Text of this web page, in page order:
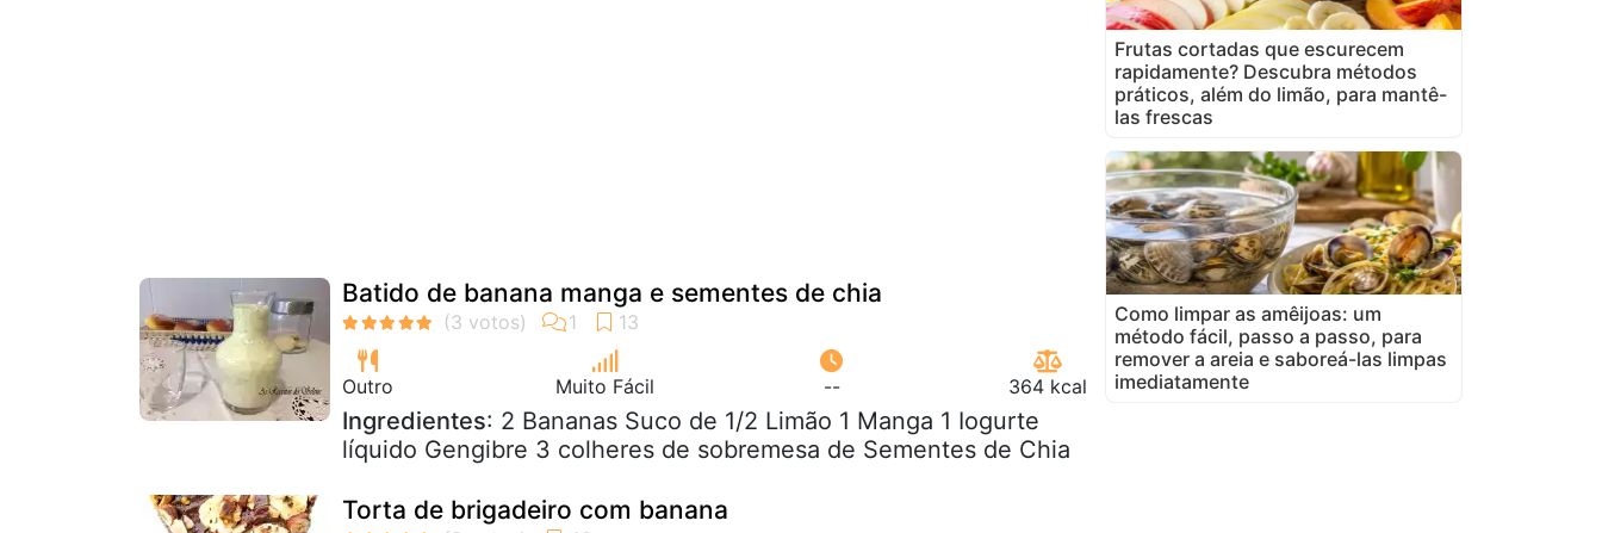
Batido de banana manga e sementes de chia
Outro Muito Fácil -- 364 kcal
Ingredientes: 2 Bananas Suco de 1/2 Limão 1 Manga 1 Iogurte
líquido Gengibre 3 colheres de sobremesa de Sementes de Chia
Torta de brigadeiro com banana
Frutas cortadas que escurecem
rapidamente? Descubra métodos
práticos, além do limão, para mantê-
las frescas
Como limpar as amêijoas: um
método fácil, passo a passo, para
remover a areia e saboreá-las limpas
imediatamente